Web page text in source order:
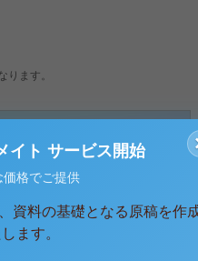
ります。
イト サービス開始
価格でご提供
資料の基礎となる原稿を作
ます。